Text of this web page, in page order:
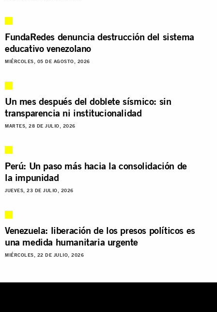
FundaRedes denuncia destrucción del sistema
educativo venezolano
MIÉRCOLES, 05 DE AGOSTO, 2026
Un mes después del doblete sísmico: sin
transparencia ni institucionalidad
MARTES, 28 DE JULIO, 2026
Perú: Un paso más hacia la consolidación de
la impunidad
JUEVES, 23 DE JULIO, 2026
Venezuela: liberación de los presos políticos es
una medida humanitaria urgente
MIÉRCOLES, 22 DE JULIO, 2026